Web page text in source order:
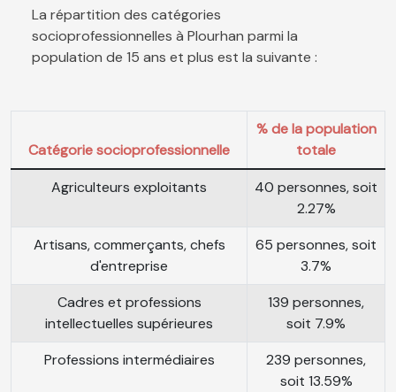
La répartition des catégories
socioprofessionnelles à Plourhan parmi la
population de 15 ans et plus est la suivante :
Catégorie socioprofessionnelle
% de la population
totale
Agriculteurs exploitants
40 personnes, soit
2.27%
Artisans, commerçants, chefs
d'entreprise
65 personnes, soit
3.7%
Cadres et professions
intellectuelles supérieures
139 personnes,
soit 7.9%
Professions intermédiaires
239 personnes,
soit 13.59%